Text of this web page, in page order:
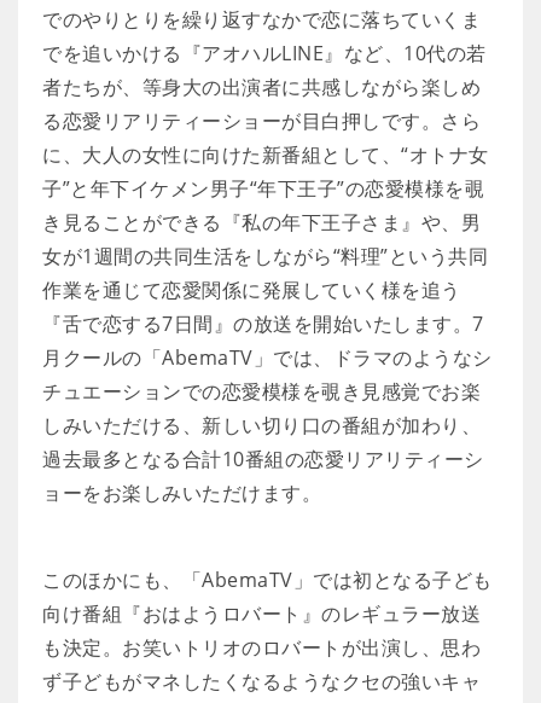
でのやりとりを繰り返すなかで恋に落ちていくま
でを追いかける『アオハルLINE』など、10代の若
者たちが、等身大の出演者に共感しながら楽しめ
る恋愛リアリティーショーが目白押しです。さら
に、大人の女性に向けた新番組として、“オトナ女
子”と年下イケメン男子“年下王子”の恋愛模様を覗
き見ることができる『私の年下王子さま』や、男
女が1週間の共同生活をしながら“料理”という共同
作業を通じて恋愛関係に発展していく様を追う
『舌で恋する7日間』の放送を開始いたします。7
月クールの「AbemaTV」では、ドラマのようなシ
チュエーションでの恋愛模様を覗き見感覚でお楽
しみいただける、新しい切り口の番組が加わり、
過去最多となる合計10番組の恋愛リアリティーシ
ョーをお楽しみいただけます。
このほかにも、「AbemaTV」では初となる子ども
向け番組『おはようロバート』のレギュラー放送
も決定。お笑いトリオのロバートが出演し、思わ
ず子どもがマネしたくなるようなクセの強いキャ